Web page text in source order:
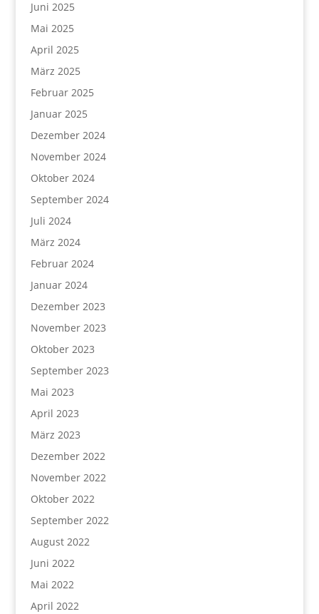
Juni 2025
Mai 2025
April 2025
März 2025
Februar 2025
Januar 2025
Dezember 2024
November 2024
Oktober 2024
September 2024
Juli 2024
März 2024
Februar 2024
Januar 2024
Dezember 2023
November 2023
Oktober 2023
September 2023
Mai 2023
April 2023
März 2023
Dezember 2022
November 2022
Oktober 2022
September 2022
August 2022
Juni 2022
Mai 2022
April 2022